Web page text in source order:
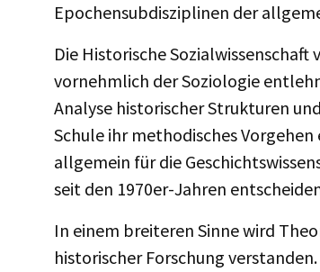
Epochensubdisziplinen der
Die Historische
vornehmlich der Soziologie
Analyse historischer Strukturen
Schule ihr methodisches
allgemein für die
seit den 1970er-Jahren
In einem breiteren Sinne wird
historischer Forschung